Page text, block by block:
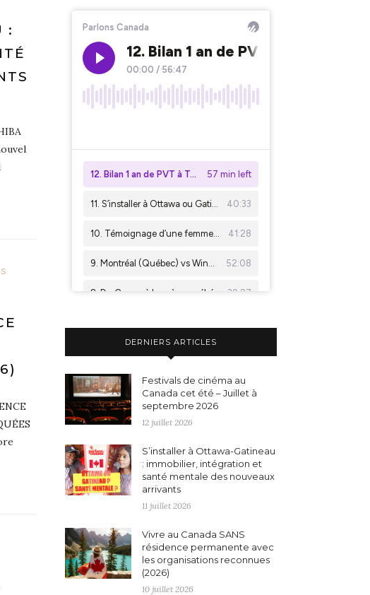
:
DERNIERS ARTICLES
Festivals de cinéma au
Canada cet été – Juillet à
septembre 2026
12 juillet 2026
S’installer à Ottawa-Gatineau
: immobilier, intégration et
santé mentale des nouveaux
arrivants
11 juillet 2026
Vivre au Canada SANS
résidence permanente avec
les organisations reconnues
(2026)
10 juillet 2026